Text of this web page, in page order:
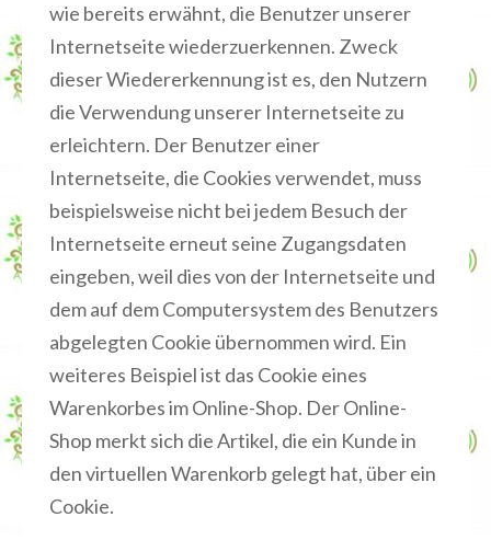
wie bereits erwähnt, die Benutzer unserer
Internetseite wiederzuerkennen. Zweck
dieser Wiedererkennung ist es, den Nutzern
die Verwendung unserer Internetseite zu
erleichtern. Der Benutzer einer
Internetseite, die Cookies verwendet, muss
beispielsweise nicht bei jedem Besuch der
Internetseite erneut seine Zugangsdaten
eingeben, weil dies von der Internetseite und
dem auf dem Computersystem des Benutzers
abgelegten Cookie übernommen wird. Ein
weiteres Beispiel ist das Cookie eines
Warenkorbes im Online-Shop. Der Online-
Shop merkt sich die Artikel, die ein Kunde in
den virtuellen Warenkorb gelegt hat, über ein
Cookie.